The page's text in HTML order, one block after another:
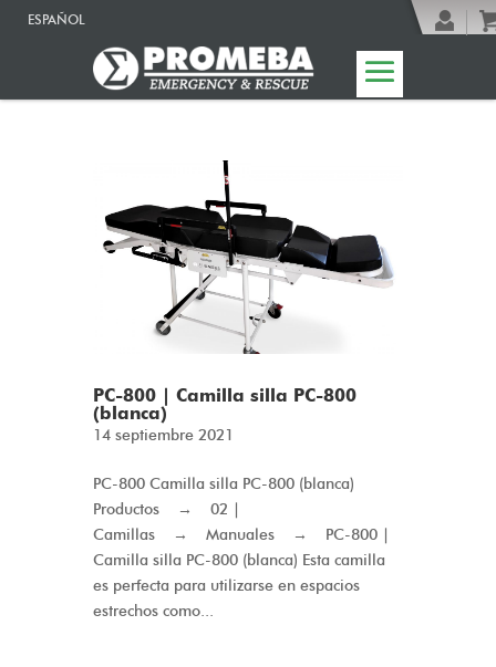
ESPAÑOL
PC-800 | Camilla silla PC-800
(blanca)
14 septiembre 2021
PC-800 Camilla silla PC-800 (blanca)
Productos → 02 |
Camillas → Manuales → PC-800 |
Camilla silla PC-800 (blanca) Esta camilla
es perfecta para utilizarse en espacios
estrechos como...